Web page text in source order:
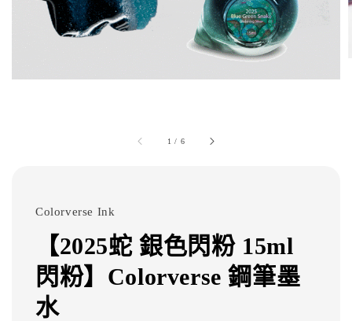
1 / 6
Colorverse Ink
【2025蛇 銀色閃粉 15ml
閃粉】Colorverse 鋼筆墨
水